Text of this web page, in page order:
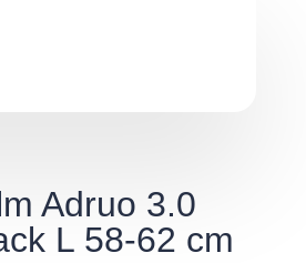
Adruo 3.0
L 58-62 cm